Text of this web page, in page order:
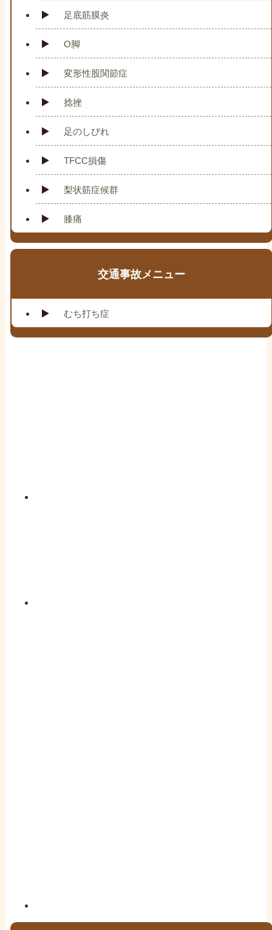
足底筋膜炎
O脚
変形性股関節症
捻挫
足のしびれ
TFCC損傷
梨状筋症候群
膝痛
交通事故メニュー
むち打ち症